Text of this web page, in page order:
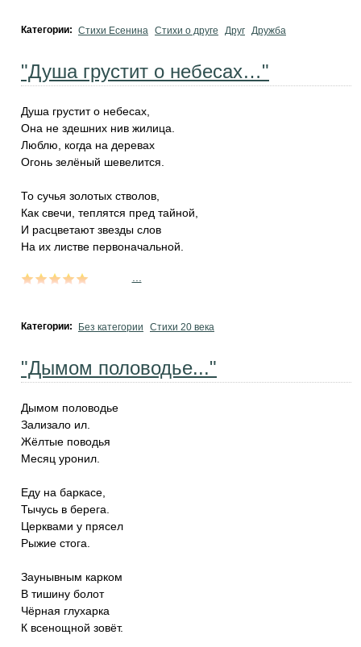
Категории: Стихи Есенина Стихи о друге Друг Дружба
"Душа грустит о небесах…"
Душа грустит о небесах,
Она не здешних нив жилица.
Люблю, когда на деревах
Огонь зелёный шевелится.
То сучья золотых стволов,
Как свечи, теплятся пред тайной,
И расцветают звезды слов
На их листве первоначальной.
Категории: Без категории Стихи 20 века
"Дымом половодье..."
Дымом половодье
Зализало ил.
Жёлтые поводья
Месяц уронил.
Еду на баркасе,
Тычусь в берега.
Церквами у прясел
Рыжие стога.
Заунывным карком
В тишину болот
Чёрная глухарка
К всенощной зовёт.